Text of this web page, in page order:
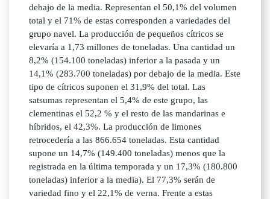
debajo de la media. Representan el 50,1% del volumen
total y el 71% de estas corresponden a variedades del
grupo navel. La producción de pequeños cítricos se
elevaría a 1,73 millones de toneladas. Una cantidad un
8,2% (154.100 toneladas) inferior a la pasada y un
14,1% (283.700 toneladas) por debajo de la media. Este
tipo de cítricos suponen el 31,9% del total. Las
satsumas representan el 5,4% de este grupo, las
clementinas el 52,2 % y el resto de las mandarinas e
híbridos, el 42,3%. La producción de limones
retrocedería a las 866.654 toneladas. Esta cantidad
supone un 14,7% (149.400 toneladas) menos que la
registrada en la última temporada y un 17,3% (180.800
toneladas) inferior a la media). El 77,3% serán de
variedad fino y el 22,1% de verna. Frente a estas